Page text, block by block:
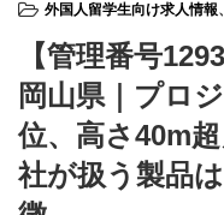
外国人留学生向け求人情報、
【管理番号
岡山県｜プロ
位、高さ40m
社が扱う製品